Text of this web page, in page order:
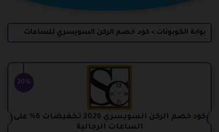
بوابة الكوبونات > كود خصم الركن السويسري للساعات
20%
كود خصم الركن السويسري 2026 تخفيضات 6% على
الساعات الرجالية